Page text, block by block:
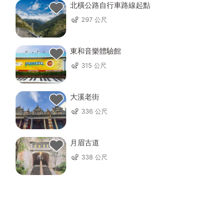
北橫公路自行車路線起點
297 公尺
東和音樂體驗館
315 公尺
大溪老街
336 公尺
月眉古道
338 公尺